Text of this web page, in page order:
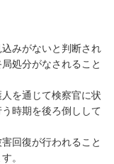
みがないと判断され
処分がなされること
を通じて検察官に状
時期を後ろ倒しして
回復が行われること
。